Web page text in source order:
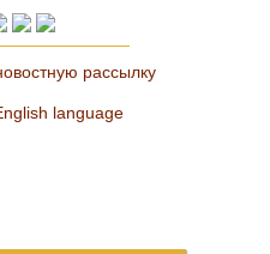
рассылку
language